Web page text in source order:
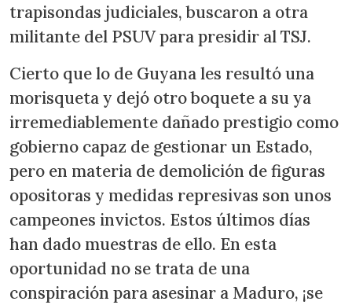
trapisondas judiciales, buscaron a otra
militante del PSUV para presidir al TSJ.
Cierto que lo de Guyana les resultó una
morisqueta y dejó otro boquete a su ya
irremediablemente dañado prestigio como
gobierno capaz de gestionar un Estado,
pero en materia de demolición de figuras
opositoras y medidas represivas son unos
campeones invictos. Estos últimos días
han dado muestras de ello. En esta
oportunidad no se trata de una
conspiración para asesinar a Maduro, ¡se